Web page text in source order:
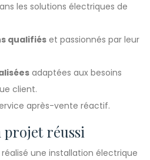
les solutions électriques de
qualifiés et passionnés par leur
adaptées aux besoins
client.
après-vente réactif.
projet réussi
une installation électrique